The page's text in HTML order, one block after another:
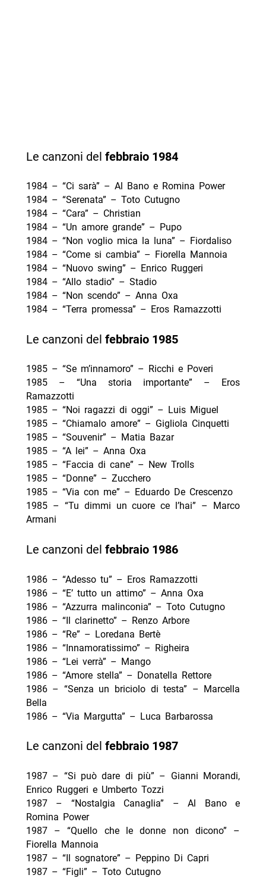
Le canzoni del febbraio 1984
1984 – “Ci sarà” – Al Bano e Romina Power
1984 – “Serenata” – Toto Cutugno
1984 – “Cara” – Christian
1984 – “Un amore grande” – Pupo
1984 – “Non voglio mica la luna” – Fiordaliso
1984 – “Come si cambia” – Fiorella Mannoia
1984 – “Nuovo swing” – Enrico Ruggeri
1984 – “Allo stadio” – Stadio
1984 – “Non scendo” – Anna Oxa
1984 – “Terra promessa” – Eros Ramazzotti
Le canzoni del febbraio 1985
1985 – “Se m’innamoro” – Ricchi e Poveri
1985 – “Una storia importante” – Eros
Ramazzotti
1985 – “Noi ragazzi di oggi” – Luis Miguel
1985 – “Chiamalo amore” – Gigliola Cinquetti
1985 – “Souvenir” – Matia Bazar
1985 – “A lei” – Anna Oxa
1985 – “Faccia di cane” – New Trolls
1985 – “Donne” – Zucchero
1985 – “Via con me” – Eduardo De Crescenzo
1985 – “Tu dimmi un cuore ce l’hai” – Marco
Armani
Le canzoni del febbraio 1986
1986 – “Adesso tu” – Eros Ramazzotti
1986 – “E’ tutto un attimo” – Anna Oxa
1986 – “Azzurra malinconia” – Toto Cutugno
1986 – “Il clarinetto” – Renzo Arbore
1986 – “Re” – Loredana Bertè
1986 – “Innamoratissimo” – Righeira
1986 – “Lei verrà” – Mango
1986 – “Amore stella” – Donatella Rettore
1986 – “Senza un briciolo di testa” – Marcella
Bella
1986 – “Via Margutta” – Luca Barbarossa
Le canzoni del febbraio 1987
1987 – “Si può dare di più” – Gianni Morandi,
Enrico Ruggeri e Umberto Tozzi
1987 – “Nostalgia Canaglia” – Al Bano e
Romina Power
1987 – “Quello che le donne non dicono” –
Fiorella Mannoia
1987 – “Il sognatore” – Peppino Di Capri
1987 – “Figli” – Toto Cutugno